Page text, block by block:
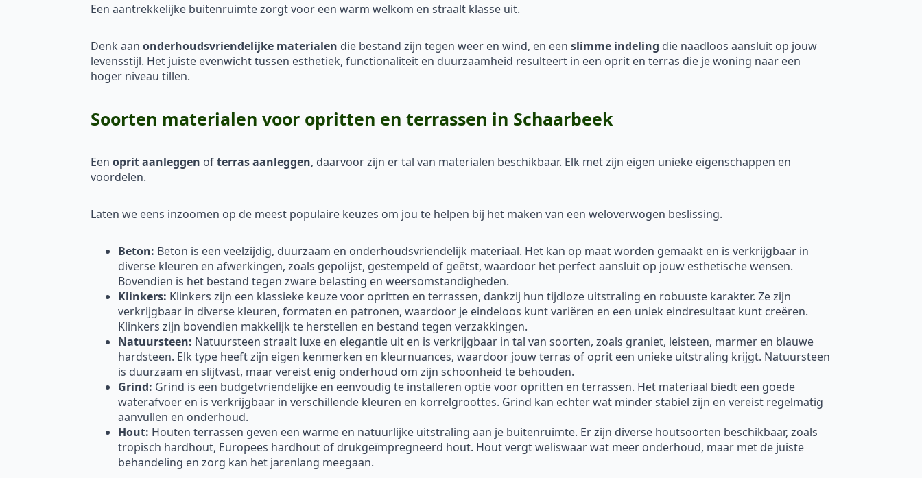
Een aantrekkelijke buitenruimte zorgt voor een warm welkom en straalt klasse uit.
Denk aan onderhoudsvriendelijke materialen die bestand zijn tegen weer en wind, en een slimme indeling die naadloos aansluit op jouw
levensstijl. Het juiste evenwicht tussen esthetiek, functionaliteit en duurzaamheid resulteert in een oprit en terras die je woning naar een
hoger niveau tillen.
Soorten materialen voor opritten en terrassen in Schaarbeek
Een oprit aanleggen ofterras aanleggen, daarvoor zijn er tal van materialen beschikbaar. Elk met zijn eigen unieke eigenschappen en
voordelen.
Laten we eens inzoomen op de meest populaire keuzes om jou te helpen bij het maken van een weloverwogen beslissing.
Beton: Beton is een veelzijdig, duurzaam en onderhoudsvriendelijk materiaal. Het kan op maat worden gemaakt en is verkrijgbaar in
diverse kleuren en afwerkingen, zoals gepolijst, gestempeld of geëtst, waardoor het perfect aansluit op jouw esthetische wensen.
Bovendien is het bestand tegen zware belasting en weersomstandigheden.
Klinkers: Klinkers zijn een klassieke keuze voor opritten en terrassen, dankzij hun tijdloze uitstraling en robuuste karakter. Ze zijn
verkrijgbaar in diverse kleuren, formaten en patronen, waardoor je eindeloos kunt variëren en een uniek eindresultaat kunt creëren.
Klinkers zijn bovendien makkelijk te herstellen en bestand tegen verzakkingen.
Natuursteen: Natuursteen straalt luxe en elegantie uit en is verkrijgbaar in tal van soorten, zoals graniet, leisteen, marmer en blauwe
hardsteen. Elk type heeft zijn eigen kenmerken en kleurnuances, waardoor jouw terras of oprit een unieke uitstraling krijgt. Natuursteen
is duurzaam en slijtvast, maar vereist enig onderhoud om zijn schoonheid te behouden.
Grind: Grind is een budgetvriendelijke en eenvoudig te installeren optie voor opritten en terrassen. Het materiaal biedt een goede
waterafvoer en is verkrijgbaar in verschillende kleuren en korrelgroottes. Grind kan echter wat minder stabiel zijn en vereist regelmatig
aanvullen en onderhoud.
Hout: Houten terrassen geven een warme en natuurlijke uitstraling aan je buitenruimte. Er zijn diverse houtsoorten beschikbaar, zoals
tropisch hardhout, Europees hardhout of drukgeïmpregneerd hout. Hout vergt weliswaar wat meer onderhoud, maar met de juiste
behandeling en zorg kan het jarenlang meegaan.